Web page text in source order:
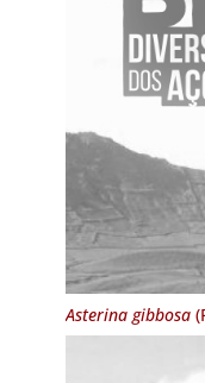
Asterina gibbosa